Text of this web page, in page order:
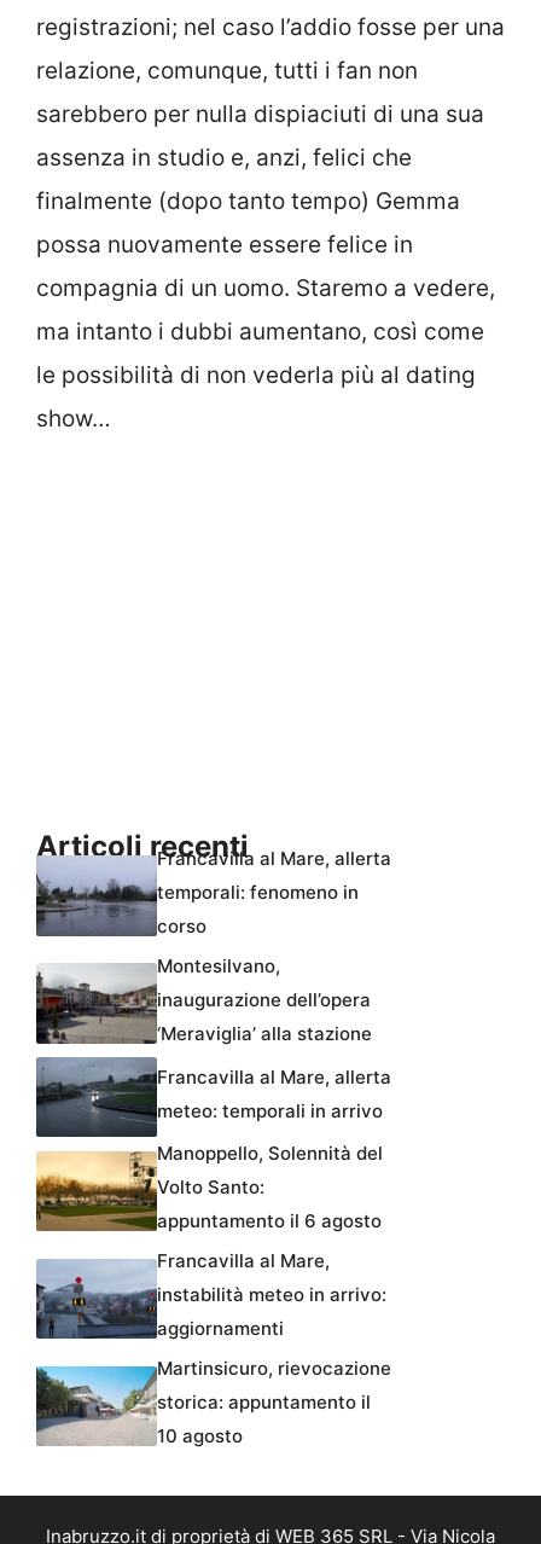
registrazioni; nel caso l’addio fosse per una
relazione, comunque, tutti i fan non
sarebbero per nulla dispiaciuti di una sua
assenza in studio e, anzi, felici che
finalmente (dopo tanto tempo) Gemma
possa nuovamente essere felice in
compagnia di un uomo. Staremo a vedere,
ma intanto i dubbi aumentano, così come
le possibilità di non vederla più al dating
show…
Articoli recentiFrancavilla al Mare, allerta
temporali: fenomeno in
corso
Montesilvano,
inaugurazione dell’opera
‘Meraviglia’ alla stazione
Francavilla al Mare, allerta
meteo: temporali in arrivo
Manoppello, Solennità del
Volto Santo:
appuntamento il 6 agosto
Francavilla al Mare,
instabilità meteo in arrivo:
aggiornamenti
Martinsicuro, rievocazione
storica: appuntamento il
10 agosto
Inabruzzo.it di proprietà di WEB 365 SRL - Via Nicola